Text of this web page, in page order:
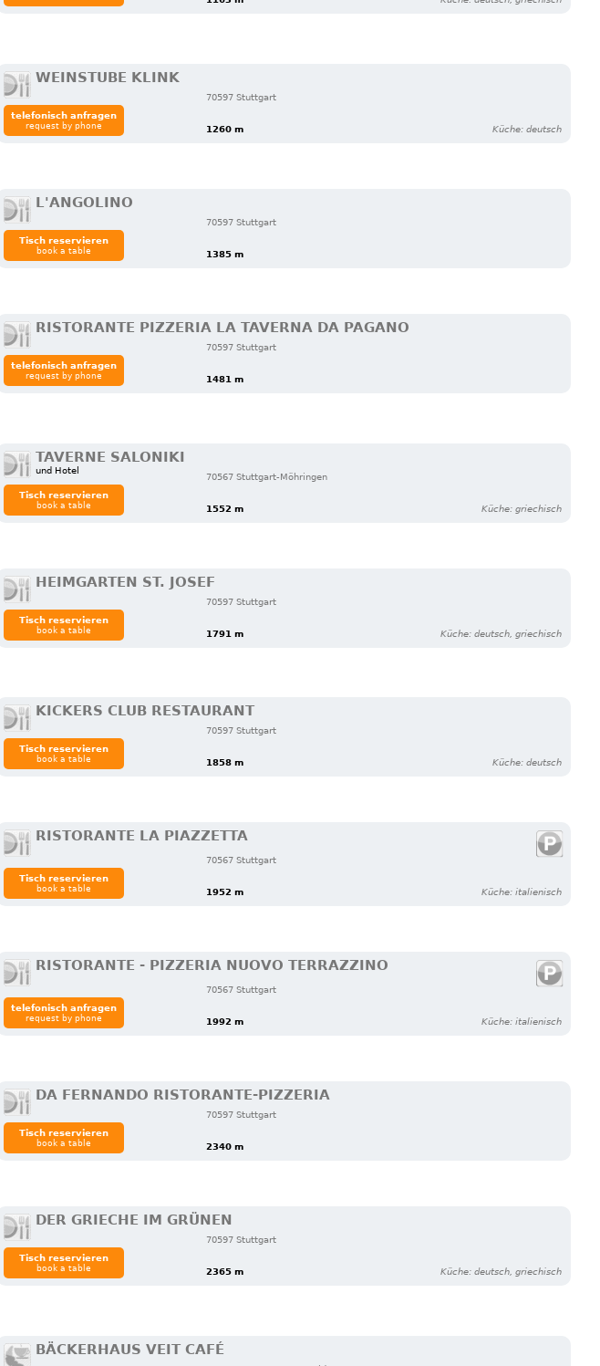
WEINSTUBE KLINK
70597 Stuttgart
1260 m Küche: deutsch
telefonisch anfragen
request by phone
L'ANGOLINO
70597 Stuttgart
1385 m
Tisch reservieren
book a table
RISTORANTE PIZZERIA LA TAVERNA DA PAGANO
70597 Stuttgart
1481 m
telefonisch anfragen
request by phone
TAVERNE SALONIKI
und Hotel
70567 Stuttgart-Möhringen
1552 m Küche: griechisch
Tisch reservieren
book a table
HEIMGARTEN ST. JOSEF
70597 Stuttgart
1791 m Küche: deutsch, griechisch
Tisch reservieren
book a table
KICKERS CLUB RESTAURANT
70597 Stuttgart
1858 m Küche: deutsch
Tisch reservieren
book a table
RISTORANTE LA PIAZZETTA
70567 Stuttgart
1952 m Küche: italienisch
Tisch reservieren
book a table
RISTORANTE - PIZZERIA NUOVO TERRAZZINO
70567 Stuttgart
1992 m Küche: italienisch
telefonisch anfragen
request by phone
DA FERNANDO RISTORANTE-PIZZERIA
70597 Stuttgart
2340 m
Tisch reservieren
book a table
DER GRIECHE IM GRÜNEN
70597 Stuttgart
2365 m Küche: deutsch, griechisch
Tisch reservieren
book a table
BÄCKERHAUS VEIT CAFÉ